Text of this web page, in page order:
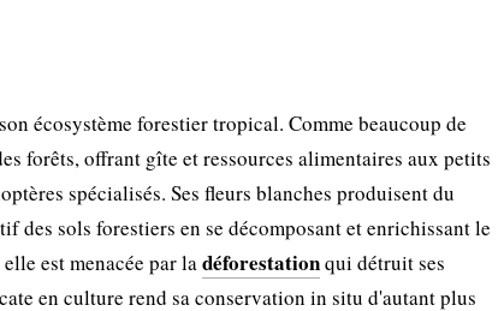
écosystème forestier tropical. Comme beaucoup de
forêts, offrant gîte et ressources alimentaires aux petits
spécialisés. Ses fleurs blanches produisent du
sols forestiers en se décomposant et enrichissant le
est menacée par ladéforestationqui détruit ses
en culture rend sa conservation in situ d'autant plus